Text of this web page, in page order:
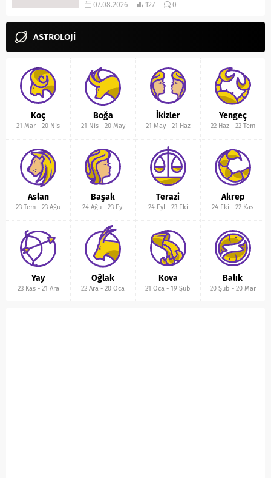
07.08.2026 127 0
ASTROLOJİ
Koç
21 Mar -20 Nis
Boğa
21 Nis- 20 May
İkizler
21 May- 21 Haz
Yengeç
22 Haz- 22 Tem
Aslan
23 Tem -23 Ağu
Başak
24 Ağu- 23 Eyl
Terazi
24 Eyl- 23 Eki
Akrep
24 Eki -22 Kas
Yay
23 Kas- 21 Ara
Oğlak
22 Ara -20 Oca
Kova
21 Oca -19 Şub
Balık
20 Şub - 20 Mar